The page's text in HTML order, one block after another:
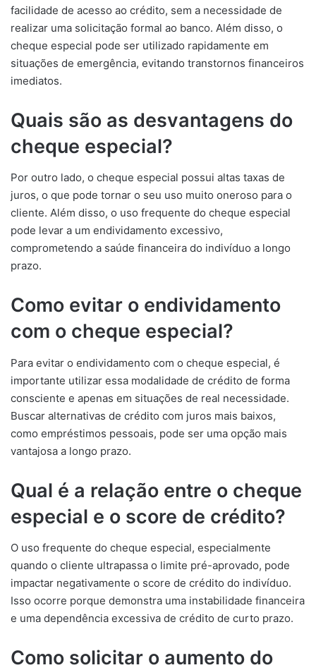
facilidade de acesso ao crédito, sem a necessidade de
realizar uma solicitação formal ao banco. Além disso, o
cheque especial pode ser utilizado rapidamente em
situações de emergência, evitando transtornos financeiros
imediatos.
Quais são as desvantagens do
cheque especial?
Por outro lado, o cheque especial possui altas taxas de
juros, o que pode tornar o seu uso muito oneroso para o
cliente. Além disso, o uso frequente do cheque especial
pode levar a um endividamento excessivo,
comprometendo a saúde financeira do indivíduo a longo
prazo.
Como evitar o endividamento
com o cheque especial?
Para evitar o endividamento com o cheque especial, é
importante utilizar essa modalidade de crédito de forma
consciente e apenas em situações de real necessidade.
Buscar alternativas de crédito com juros mais baixos,
como empréstimos pessoais, pode ser uma opção mais
vantajosa a longo prazo.
Qual é a relação entre o cheque
especial e o score de crédito?
O uso frequente do cheque especial, especialmente
quando o cliente ultrapassa o limite pré-aprovado, pode
impactar negativamente o score de crédito do indivíduo.
Isso ocorre porque demonstra uma instabilidade financeira
e uma dependência excessiva de crédito de curto prazo.
Como solicitar o aumento do